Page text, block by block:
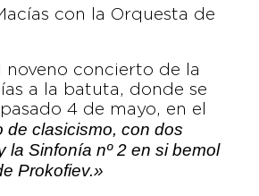
con la Orquesta de
noveno concierto de la
a la batuta, donde se
4 de mayo, en el
de clasicismo, con dos
la Sinfonía nº 2 en si bemol
Prokofiev.»